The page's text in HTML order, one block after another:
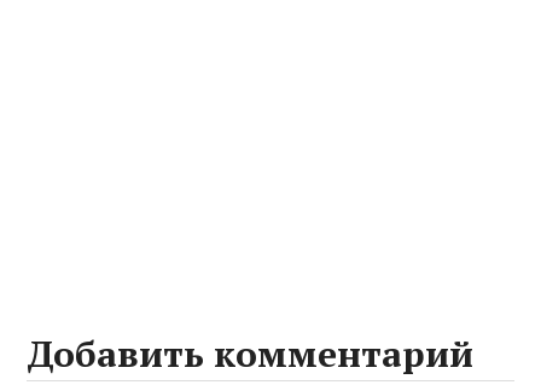
Добавить комментарий